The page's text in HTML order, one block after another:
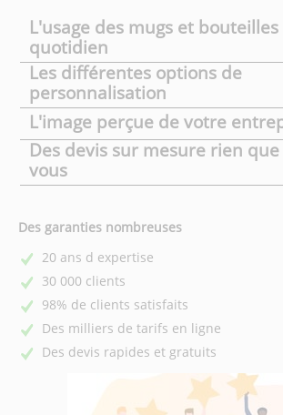
L'usage des mugs et bouteilles
quotidien
Les différentes options de
personnalisation
L'image perçue de votre
Des devis sur mesure rien
vous
Des garanties nombreuses
20 ans d expertise
30 000 clients
98% de clients satisfaits
Des milliers de tarifs en ligne
Des devis rapides et gratuits